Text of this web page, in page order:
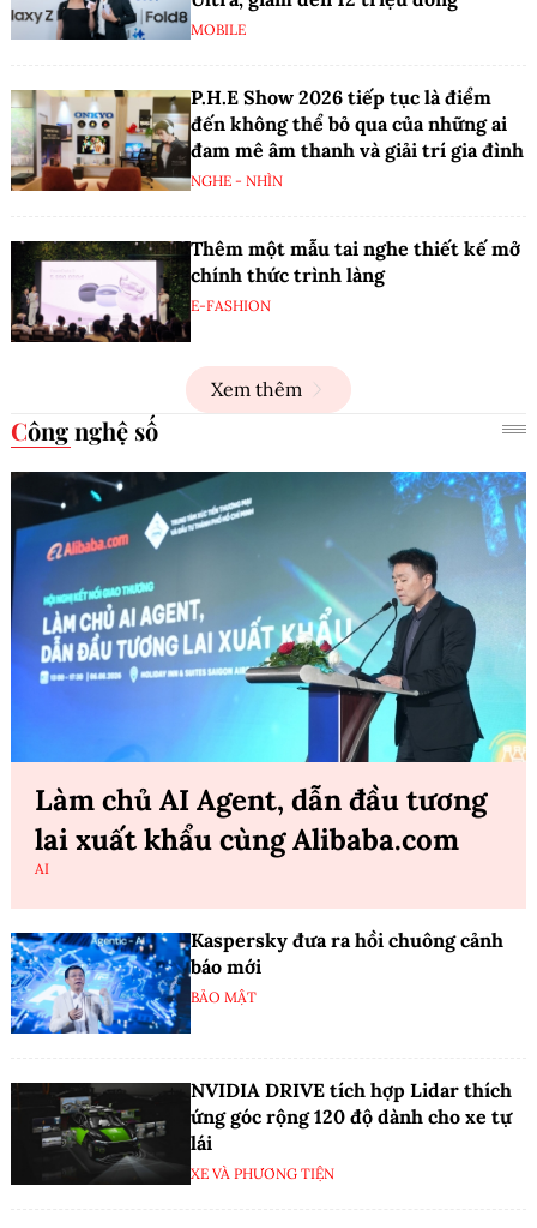
MOBILE
P.H.E Show 2026 tiếp tục là điểm
đến không thể bỏ qua của những ai
đam mê âm thanh và giải trí gia đình
NGHE - NHÌN
Thêm một mẫu tai nghe thiết kế mở
chính thức trình làng
E-FASHION
Xem thêm
Công nghệ số
Làm chủ AI Agent, dẫn đầu tương
lai xuất khẩu cùng Alibaba.com
AI
Kaspersky đưa ra hồi chuông cảnh
báo mới
BẢO MẬT
NVIDIA DRIVE tích hợp Lidar thích
ứng góc rộng 120 độ dành cho xe tự
lái
XE VÀ PHƯƠNG TIỆN